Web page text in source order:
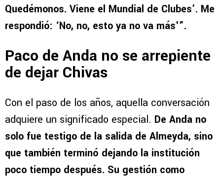
Quedémonos. Viene el Mundial de Clubes’. Me
respondió: ‘No, no, esto ya no va más'”.
Paco de Anda no se arrepiente
de dejar Chivas
Con el paso de los años, aquella conversación
adquiere un significado especial. De Anda no
solo fue testigo de la salida de Almeyda, sino
que también terminó dejando la institución
poco tiempo después. Su gestión como